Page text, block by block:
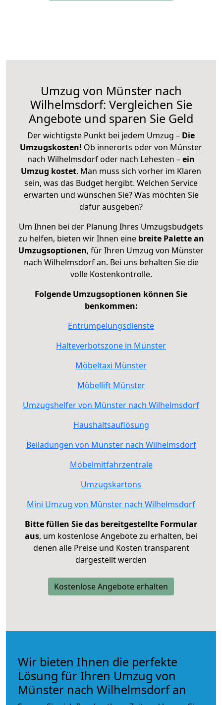
Umzug von Münster nach
Wilhelmsdorf: Vergleichen Sie
Angebote und sparen Sie Geld
Der wichtigste Punkt bei jedem Umzug – Die
Umzugskosten! Ob innerorts oder von Münster
nach Wilhelmsdorf oder nach Lehesten –ein
Umzug kostet. Man muss sich vorher im Klaren
sein, was das Budget hergibt. Welchen Service
erwarten und wünschen Sie? Was möchten Sie
dafür ausgeben?
Um Ihnen bei der Planung Ihres Umzugsbudgets
zu helfen, bieten wir Ihnen eine breite Palette an
Umzugsoptionen, für Ihren Umzug von Münster
nach Wilhelmsdorf an. Bei uns behalten Sie die
volle Kostenkontrolle.
Folgende Umzugsoptionen können Sie
benkommen:
Entrümpelungsdienste
Halteverbotszone in Münster
Möbeltaxi Münster
Möbellift Münster
Umzugshelfer von Münster nach Wilhelmsdorf
Haushaltsauflösung
Beiladungen von Münster nach Wilhelmsdorf
Möbelmitfahrzentrale
Umzugskartons
Mini Umzug von Münster nach Wilhelmsdorf
Bitte füllen Sie das bereitgestellte Formular
aus, um kostenlose Angebote zu erhalten, bei
denen alle Preise und Kosten transparent
dargestellt werden
Kostenlose Angebote erhalten
Wir bieten Ihnen die perfekte
Lösung für Ihren Umzug von
Münster nach Wilhelmsdorf an